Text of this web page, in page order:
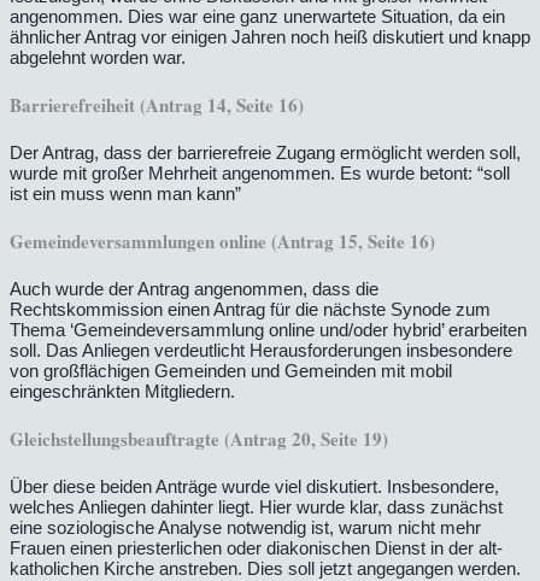
angenommen. Dies war eine ganz unerwartete Situation, da ein
ähnlicher Antrag vor einigen Jahren noch heiß diskutiert und knapp
abgelehnt worden war.
Barrierefreiheit (Antrag 14, Seite 16)
Der Antrag, dass der barrierefreie Zugang ermöglicht werden soll,
wurde mit großer Mehrheit angenommen. Es wurde betont: “soll
ist ein muss wenn man kann”
Gemeindeversammlungen online (Antrag 15, Seite 16)
Auch wurde der Antrag angenommen, dass die
Rechtskommission einen Antrag für die nächste Synode zum
Thema ‘Gemeindeversammlung online und/oder hybrid’ erarbeiten
soll. Das Anliegen verdeutlicht Herausforderungen insbesondere
von großflächigen Gemeinden und Gemeinden mit mobil
eingeschränkten Mitgliedern.
Gleichstellungsbeauftragte (Antrag 20, Seite 19)
Über diese beiden Anträge wurde viel diskutiert. Insbesondere,
welches Anliegen dahinter liegt. Hier wurde klar, dass zunächst
eine soziologische Analyse notwendig ist, warum nicht mehr
Frauen einen priesterlichen oder diakonischen Dienst in der alt-
katholichen Kirche anstreben. Dies soll jetzt angegangen werden.